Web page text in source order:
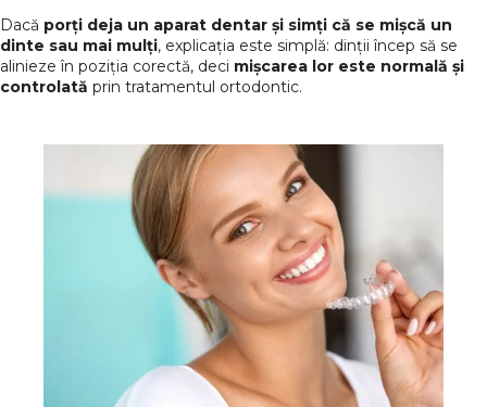
Dacă porți deja un aparat dentar și simți că se mișcă un
dinte sau mai mulți, explicația este simplă: dinții încep să se
alinieze în poziția corectă, deci mișcarea lor este normală și
controlată prin tratamentul ortodontic.